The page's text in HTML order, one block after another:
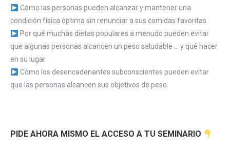
Cómo las personas pueden alcanzar y mantener una
condición física óptima sin renunciar a sus comidas favoritas
Por qué muchas dietas populares a menudo pueden evitar
que algunas personas alcancen un peso saludable … y qué hacer
en su lugar
Cómo los desencadenantes subconscientes pueden evitar
que las personas alcancen sus objetivos de peso.
PIDE AHORA MISMO EL ACCESO A TU SEMINARIO